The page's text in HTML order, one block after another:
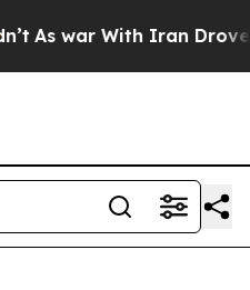
As war With Iran Drove